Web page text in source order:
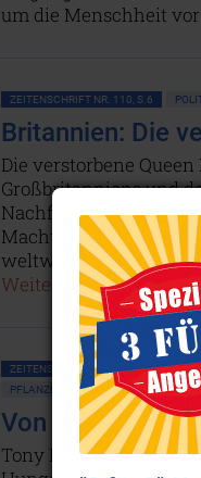
um die Menschheit
ZEITENSCHRIFT NR. 110, S.6
Britannien: Die
Die verstorbene
Großbritanniens und
Nachfolger König
Macht
weltweit immer noch
Weiterlesen...
ZEITENSCHRIFT NR. 100, S.13
PFLANZEN • WALD
Von der Wüste
Tony Rinaudo hat